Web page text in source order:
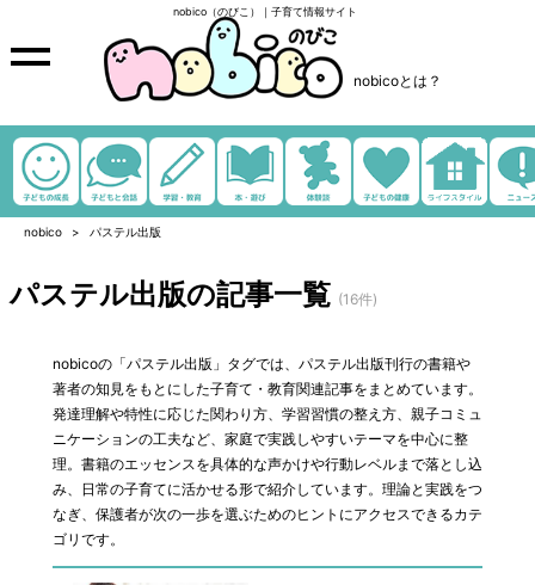
nobico（のびこ）｜子育て情報サイト
nobicoとは？
nobico パステル出版
パステル出版の記事一覧 (16件)
nobicoの「パステル出版」タグでは、パステル出版刊行の書籍や
著者の知見をもとにした子育て・教育関連記事をまとめています。
発達理解や特性に応じた関わり方、学習習慣の整え方、親子コミュ
ニケーションの工夫など、家庭で実践しやすいテーマを中心に整
理。書籍のエッセンスを具体的な声かけや行動レベルまで落とし込
み、日常の子育てに活かせる形で紹介しています。理論と実践をつ
なぎ、保護者が次の一歩を選ぶためのヒントにアクセスできるカテ
ゴリです。